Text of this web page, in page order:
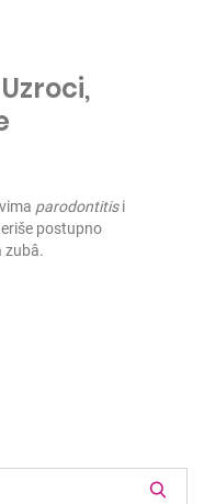
parodontitisi
postupno
zubâ.